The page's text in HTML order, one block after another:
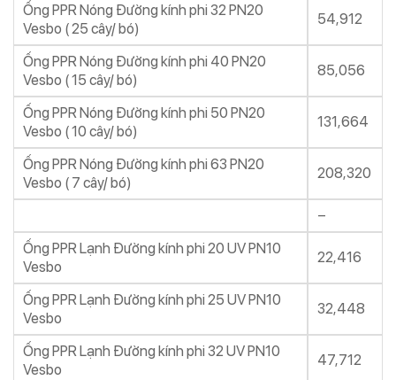
Ống PPR Nóng Đường kính phi 32 PN20
Vesbo ( 25 cây/ bó)
54,912
Ống PPR Nóng Đường kính phi 40 PN20
Vesbo ( 15 cây/ bó)
85,056
Ống PPR Nóng Đường kính phi 50 PN20
Vesbo ( 10 cây/ bó)
131,664
Ống PPR Nóng Đường kính phi 63 PN20
Vesbo ( 7 cây/ bó)
208,320
–
Ống PPR Lạnh Đường kính phi 20 UV PN10
Vesbo
22,416
Ống PPR Lạnh Đường kính phi 25 UV PN10
Vesbo
32,448
Ống PPR Lạnh Đường kính phi 32 UV PN10
Vesbo
47,712